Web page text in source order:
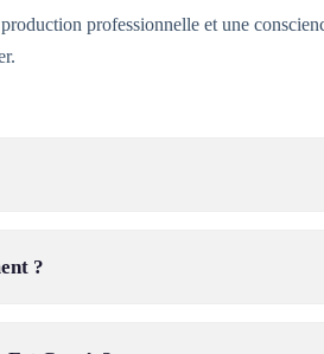
professionnelle et une
?